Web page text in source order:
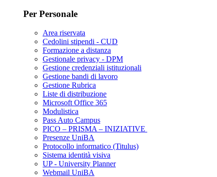
Per Personale
Area riservata
Cedolini stipendi - CUD
Formazione a distanza
Gestionale privacy - DPM
Gestione credenziali istituzionali
Gestione bandi di lavoro
Gestione Rubrica
Liste di distribuzione
Microsoft Office 365
Modulistica
Pass Auto Campus
PICO – PRISMA – INIZIATIVE
Presenze UniBA
Protocollo informatico (Titulus)
Sistema identità visiva
UP - University Planner
Webmail UniBA